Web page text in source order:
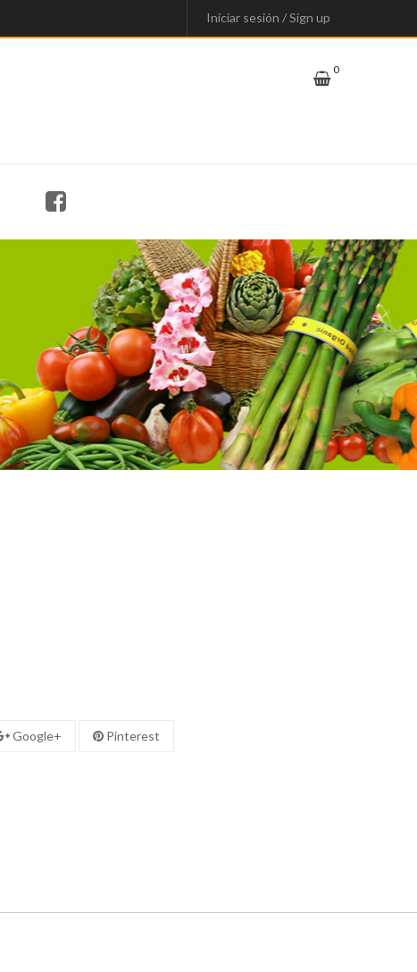
Iniciar sesión /Sign up
0
Google+ Pinterest